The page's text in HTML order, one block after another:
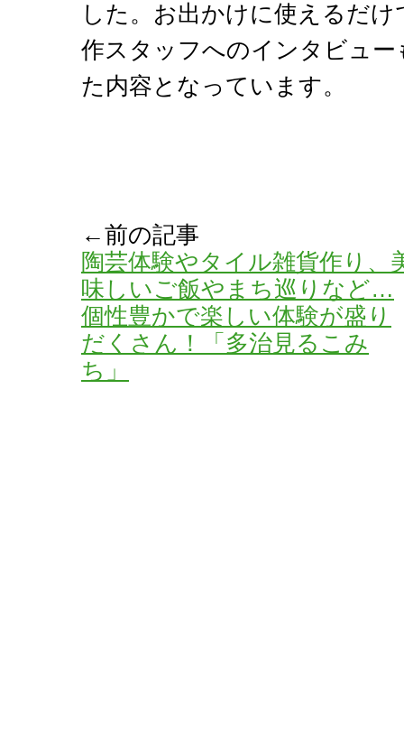
した。お出かけに使えるだ
作スタッフへのインタビュ
た内容となっています。
←前の記事
陶芸体験やタイル雑貨作り、
味しいご飯やまち巡りなど…
個性豊かで楽しい体験が盛り
だくさん！「多治見るこみ
ち」